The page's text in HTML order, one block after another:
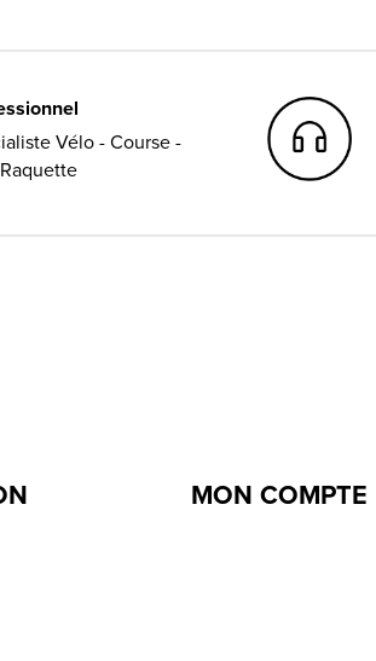
Vélo - Course -
MON COMPTE